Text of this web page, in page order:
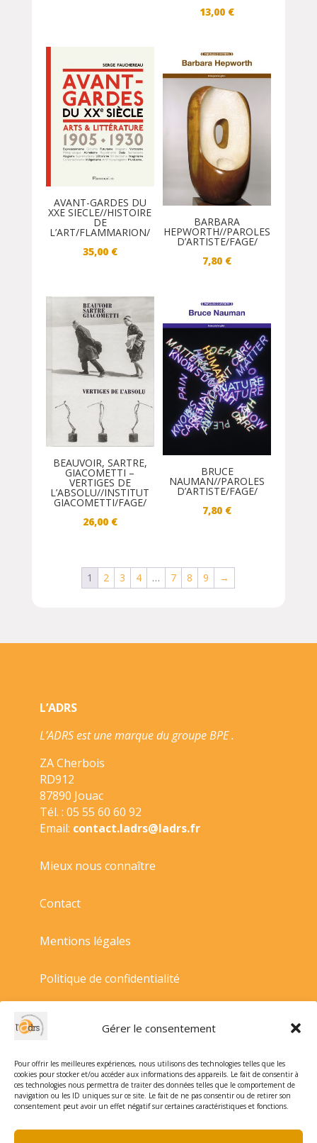
Gérer le consentement
Pour offrir les meilleures expériences, nous utilisons des technologies telles que les
cookies pour stocker et/ou accéder aux informations des appareils. Le fait de consentir à
ces technologies nous permettra de traiter des données telles que le comportement de
navigation ou les ID uniques sur ce site. Le fait de ne pas consentir ou de retirer son
consentement peut avoir un effet négatif sur certaines caractéristiques et fonctions.
13,00 €
AVANT-GARDES DU
XXE SIECLE//HISTOIRE
DE
L’ART/FLAMMARION/
35,00 €
BARBARA
HEPWORTH//PAROLES
D’ARTISTE/FAGE/
7,80 €
BEAUVOIR, SARTRE,
GIACOMETTI –
VERTIGES DE
L’ABSOLU//INSTITUT
GIACOMETTI/FAGE/
26,00 €
BRUCE
NAUMAN//PAROLES
D’ARTISTE/FAGE/
7,80 €
1 2 3 4 … 7 8 9 →
L’ADRS
L’ADRS est une marque du groupe BPE .
ZA Cherbois
RD912
87890 Jouac
Tél. : 05 55 60 60 92
Email: contact.ladrs@ladrs.fr
Mieux nous connaître
Contact
Mentions légales
Politique de confidentialité
Politique de cookies